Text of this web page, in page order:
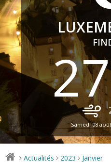
27
Samedi 08
> Actualités > 2023 > Janvier